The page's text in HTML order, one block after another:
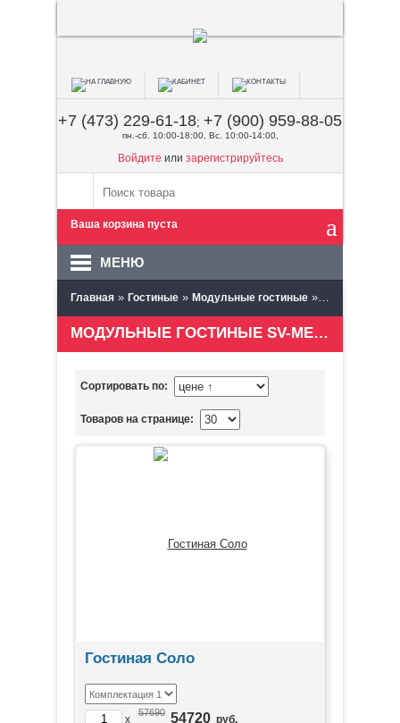
+7 (473) 229-61-18; +7 (900) 959-88-05
пн.-сб. 10:00-18:00, Вс. 10:00-14:00,
Войдите или зарегистрируйтесь
Ваша корзина пуста
МЕНЮ
Главная » Гостиные » Модульные гостиные » SV-мебель
МОДУЛЬНЫЕ ГОСТИНЫЕ SV-МЕБЕЛЬ (ПЕНЗА)
Сортировать по:
Товаров на странице:
Гостиная Соло
x
57690 54720 руб.